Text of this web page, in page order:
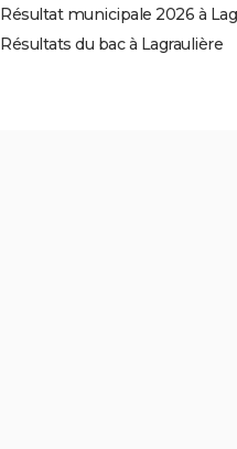
Résultat municipale 2026 à
Résultats du bac à Lagraulière